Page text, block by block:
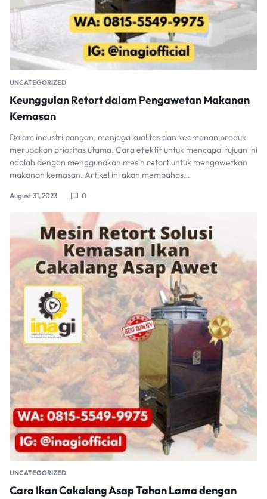
UNCATEGORIZED
Keunggulan Retort dalam Pengawetan Makanan
Kemasan
Dalam industri pangan, menjaga kualitas dan keamanan produk
merupakan prioritas utama. Cara efektif untuk mencapai tujuan ini
adalah dengan menggunakan mesin retort untuk mengawetkan
makanan kemasan. Artikel ini akan membahas…
August 31, 2023 0
UNCATEGORIZED
Cara Ikan Cakalang Asap Tahan Lama dengan